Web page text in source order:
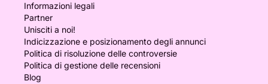
Informazioni legali
Partner
Unisciti a noi!
Indicizzazione e posizionamento degli annunci
Politica di risoluzione delle controversie
Politica di gestione delle recensioni
Blog